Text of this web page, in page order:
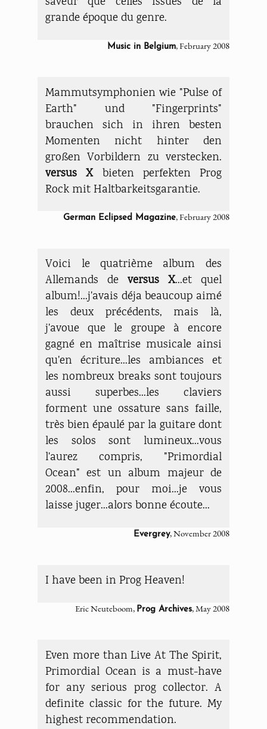
grande époque du genre.
Music in Belgium, February 2008
Mammutsymphonien wie "Pulse of
Earth" und "Fingerprints"
brauchen sich in ihren besten
Momenten nicht hinter den
großen Vorbildern zu verstecken.
versus Xbieten perfekten Prog
Rock mit Haltbarkeitsgarantie.
German Eclipsed Magazine, February 2008
Voici le quatrième album des
Allemands de versus X...et quel
album!...j'avais déja beaucoup aimé
les deux précédents, mais là,
j'avoue que le groupe à encore
gagné en maîtrise musicale ainsi
qu'en écriture...les ambiances et
les nombreux breaks sont toujours
aussi superbes...les claviers
forment une ossature sans faille,
très bien épaulé par la guitare dont
les solos sont lumineux...vous
l'aurez compris, "Primordial
Ocean" est un album majeur de
2008...enfin, pour moi...je vous
laisse juger...alors bonne écoute...
Evergrey, November 2008
I have been in Prog Heaven!
Eric Neuteboom, Prog Archives, May 2008
Even more than Live At The Spirit,
Primordial Ocean is a must-have
for any serious prog collector. A
definite classic for the future. My
highest recommendation.